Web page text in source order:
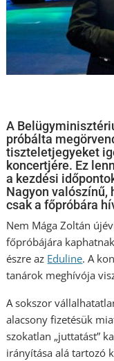
A
próbálta
tiszteletjegyeket
koncertjére. Ez
a kezdési
Nagyon valószínű,
csak a főpróbára
Nem Mága Zoltán
főpróbájára
észre az Eduline. A
tanárok meghívója
A sokszor
alacsony fizetésük
szokatlan „juttatást”
irányítása alá tartozó